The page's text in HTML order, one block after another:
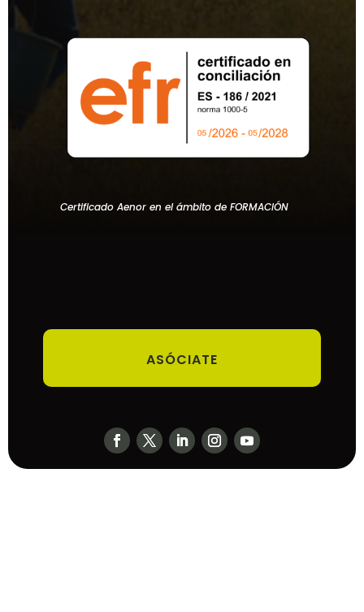
Certificado Aenor en el ámbito de FORMACIÓN
ASÓCIATE